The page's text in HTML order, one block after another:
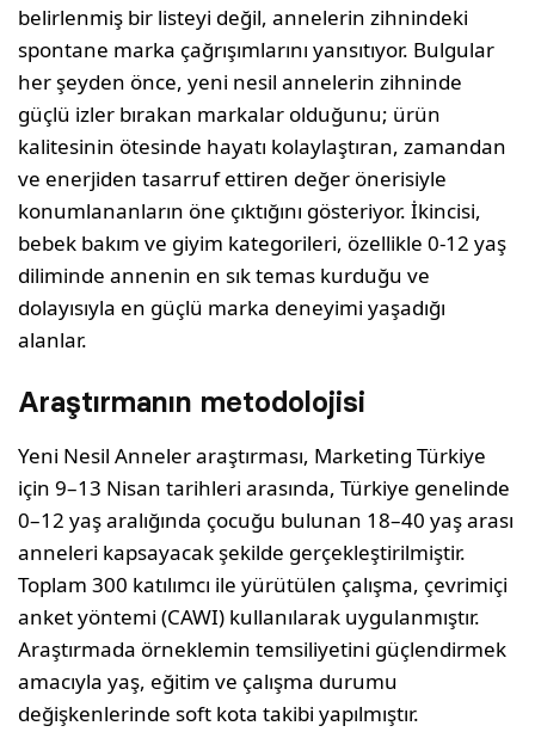
belirlenmiş bir listeyi değil, annelerin zihnindeki
spontane marka çağrışımlarını yansıtıyor. Bulgular
her şeyden önce, yeni nesil annelerin zihninde
güçlü izler bırakan markalar olduğunu; ürün
kalitesinin ötesinde hayatı kolaylaştıran, zamandan
ve enerjiden tasarruf ettiren değer önerisiyle
konumlananların öne çıktığını gösteriyor. İkincisi,
bebek bakım ve giyim kategorileri, özellikle 0-12 yaş
diliminde annenin en sık temas kurduğu ve
dolayısıyla en güçlü marka deneyimi yaşadığı
alanlar.
Araştırmanın metodolojisi
Yeni Nesil Anneler araştırması, Marketing Türkiye
için 9–13 Nisan tarihleri arasında, Türkiye genelinde
0–12 yaş aralığında çocuğu bulunan 18–40 yaş arası
anneleri kapsayacak şekilde gerçekleştirilmiştir.
Toplam 300 katılımcı ile yürütülen çalışma, çevrimiçi
anket yöntemi (CAWI) kullanılarak uygulanmıştır.
Araştırmada örneklemin temsiliyetini güçlendirmek
amacıyla yaş, eğitim ve çalışma durumu
değişkenlerinde soft kota takibi yapılmıştır.